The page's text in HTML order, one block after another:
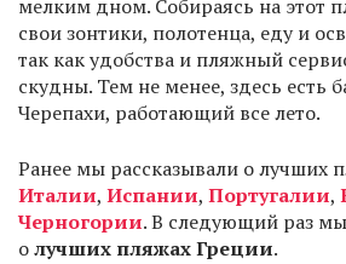
мелким дном. Собираясь на этот
свои зонтики, полотенца, еду и
так как удобства и пляжный
скудны. Тем не менее, здесь есть
Черепахи, работающий все лето.
Ранее мы рассказывали о лучших
Италии, Испании, Португалии,
Черногории. В следующий раз
олучших пляжах Греции.